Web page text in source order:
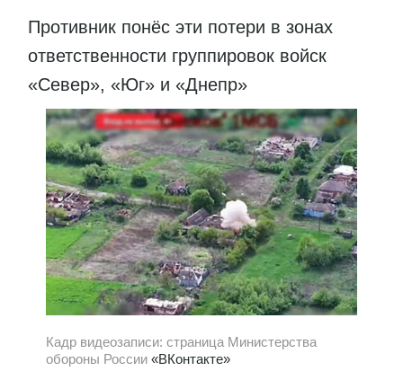
Противник понёс эти потери в зонах
ответственности группировок войск
«Север», «Юг» и «Днепр»
Кадр видеозаписи: страница Министерства
обороны России «ВКонтакте»